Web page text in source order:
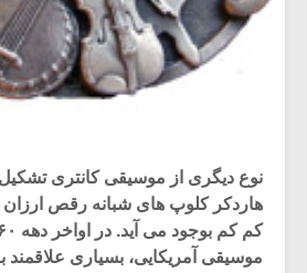
نوع دیگری از موسیقی کانتری
هاردکر کلوپ های شبانه رقص
موسیقی آمریکایی، بسیاری علاقمند